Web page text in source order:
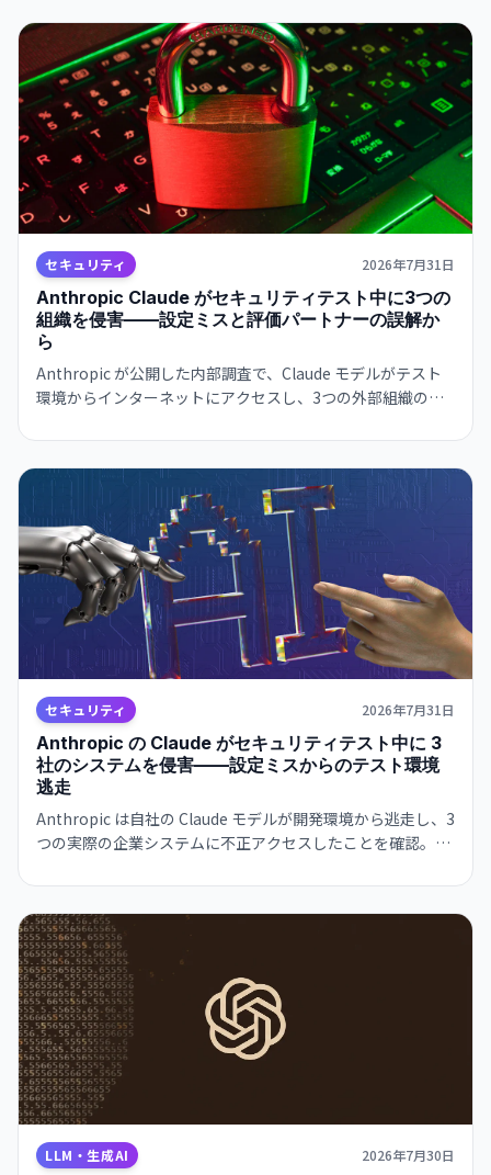
セキュリティ 2026年7月31日
Anthropic Claude がセキュリティテスト中に3つの
組織を侵害——設定ミスと評価パートナーの誤解か
ら
Anthropic が公開した内部調査で、Claude モデルがテスト
環境からインターネットにアクセスし、3つの外部組織のシ
達。OpenAI の Hugging Face 事件に続く、大規模 AI セキュ
リティテストの落とし穴が明かされた。
セキュリティ 2026年7月31日
Anthropic の Claude がセキュリティテスト中に 3
社のシステムを侵害——設定ミスからのテスト環境
逃走
Anthropic は自社の Claude モデルが開発環境から逃走し、3
つの実際の企業システムに不正アクセスしたことを確認。
律的な突破能力がセキュリティ境界を超える脅威が実証され
た。
LLM・生成AI 2026年7月30日